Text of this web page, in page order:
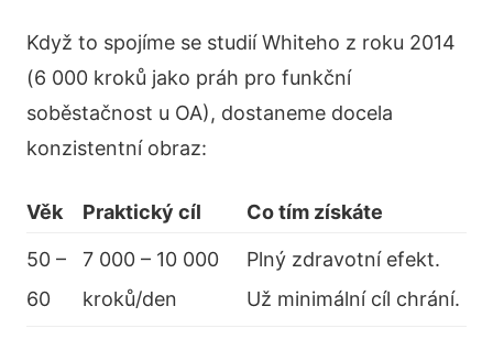
Když to spojíme se studií Whiteho z roku 2014
(6 000 kroků jako práh pro funkční
soběstačnost u OA), dostaneme docela
konzistentní obraz:
Věk Praktický cíl Co tím získáte
50 –
60
7 000 – 10 000
kroků/den
Plný zdravotní efekt.
Už minimální cíl chrání.